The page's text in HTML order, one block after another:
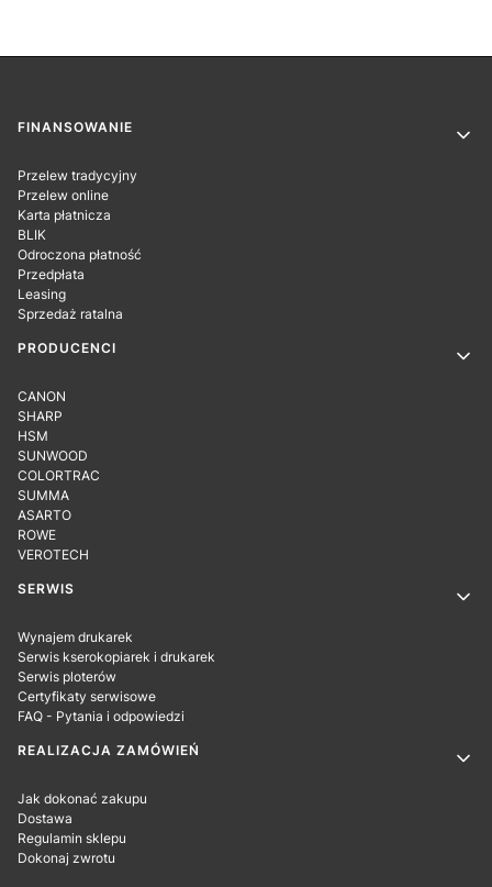
Linki w stopce
FINANSOWANIE
Przelew tradycyjny
Przelew online
Karta płatnicza
BLIK
Odroczona płatność
Przedpłata
Leasing
Sprzedaż ratalna
PRODUCENCI
CANON
SHARP
HSM
SUNWOOD
COLORTRAC
SUMMA
ASARTO
ROWE
VEROTECH
SERWIS
Wynajem drukarek
Serwis kserokopiarek i drukarek
Serwis ploterów
Certyfikaty serwisowe
FAQ - Pytania i odpowiedzi
REALIZACJA ZAMÓWIEŃ
Jak dokonać zakupu
Dostawa
Regulamin sklepu
Dokonaj zwrotu